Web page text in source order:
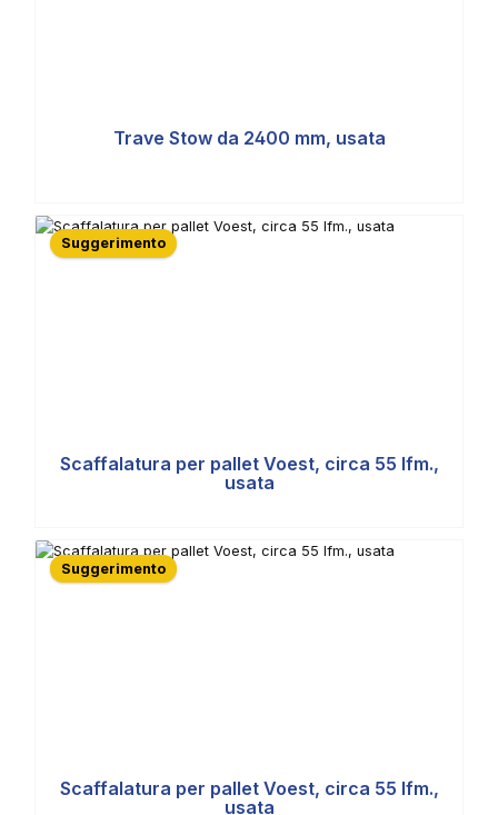
Trave Stow da 2400 mm, usata
Suggerimento
Scaffalatura per pallet Voest, circa 55 lfm.,
usata
Suggerimento
Scaffalatura per pallet Voest, circa 55 lfm.,
usata